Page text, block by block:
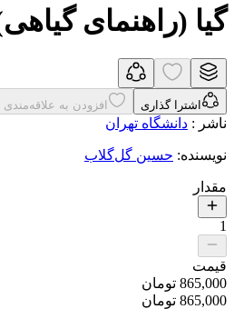
گیا (راهنمای
اشترا گذاری افزودن به علاقه‌مندی
ناشر : دانشگاه تهران
نویسنده: حسین گل‌گلاب
مقدار
1
قیمت
865,000 تومان
865,000 تومان